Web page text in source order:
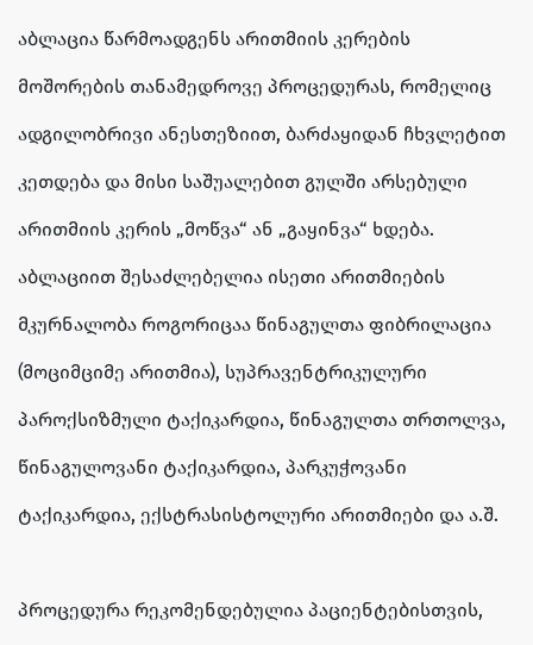
აბლაცია წარმოადგენს არითმიის კერების
მოშორების თანამედროვე პროცედურას, რომელიც
ადგილობრივი ანესთეზიით, ბარძაყიდან ჩხვლეტით
კეთდება და მისი საშუალებით გულში არსებული
არითმიის კერის „მოწვა“ ან „გაყინვა“ ხდება.
აბლაციით შესაძლებელია ისეთი არითმიების
მკურნალობა როგორიცაა წინაგულთა ფიბრილაცია
(მოციმციმე არითმია), სუპრავენტრიკულური
პაროქსიზმული ტაქიკარდია, წინაგულთა თრთოლვა,
წინაგულოვანი ტაქიკარდია, პარკუჭოვანი
ტაქიკარდია, ექსტრასისტოლური არითმიები და ა.შ.
პროცედურა რეკომენდებულია პაციენტებისთვის,